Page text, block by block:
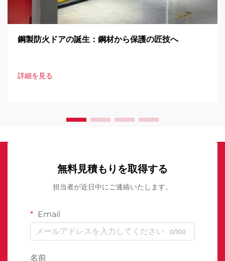
鋼製防火ドアの誕生：鋼材から保護の匠技へ
詳細を見る
無料見積もりを取得する
担当者が近日中にご連絡いたします。
Email
0/100
名前